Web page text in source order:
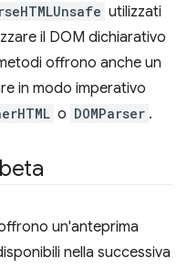
utilizzati
il DOM dichiarativo
offrono anche un
in modo imperativo
o DOMParser .
un'anteprima
nella successiva